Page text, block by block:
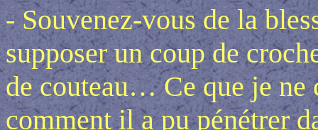
- Souvenez-vous de la
supposer un coup de
de couteau… Ce que je ne
comment il a pu pénétrer